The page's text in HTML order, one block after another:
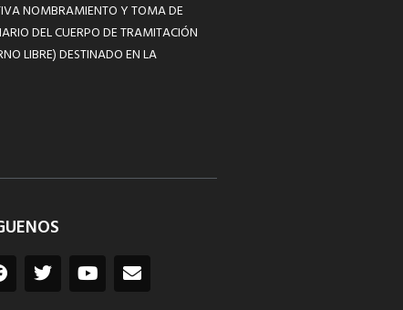
NOMBRAMIENTO Y TOMA DE
DEL CUERPO DE TRAMITACIÓN
LIBRE) DESTINADO EN LA